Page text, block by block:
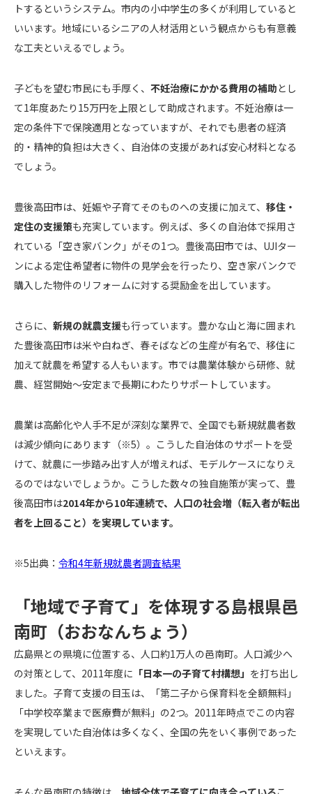
トするというシステム。市内の小中学生の多くが利用していると
いいます。地域にいるシニアの人材活用という観点からも有意義
な工夫といえるでしょう。
子どもを望む市民にも手厚く、 不妊治療にかかる費用の補助とし
て1年度あたり15万円を上限として助成されます。不妊治療は一
定の条件下で保険適用となっていますが、それでも患者の経済
的・精神的負担は大きく、自治体の支援があれば安心材料となる
でしょう。
豊後高田市は、妊娠や子育てそのものへの支援に加えて、 移住・
定住の支援策も充実しています。例えば、多くの自治体で採用さ
れている「空き家バンク」がその1つ。豊後高田市では、UJIター
ンによる定住希望者に物件の見学会を行ったり、空き家バンクで
購入した物件のリフォームに対する奨励金を出しています。
さらに、 新規の就農支援も行っています。豊かな山と海に囲まれ
た豊後高田市は米や白ねぎ、春そばなどの生産が有名で、移住に
加えて就農を希望する人もいます。市では農業体験から研修、就
農、経営開始〜安定まで長期にわたりサポートしています。
農業は高齢化や人手不足が深刻な業界で、全国でも新規就農者数
は減少傾向にあります（※5）。こうした自治体のサポートを受
けて、就農に一歩踏み出す人が増えれば、モデルケースになりえ
るのではないでしょうか。こうした数々の独自施策が実って、豊
後高田市は2014年から10年連続で、人口の社会増（転入者が転出
者を上回ること）を実現しています。
※5出典： 令和4年新規就農者調査結果
「地域で子育て」を体現する島根県邑
南町（おおなんちょう）
広島県との県境に位置する、人口約1万人の邑南町。人口減少へ
の対策として、2011年度に 「日本一の子育て村構想」 を打ち出し
ました。子育て支援の目玉は、「第二子から保育料を全額無料」
「中学校卒業まで医療費が無料」の2つ。2011年時点でこの内容
を実現していた自治体は多くなく、全国の先をいく事例であった
といえます。